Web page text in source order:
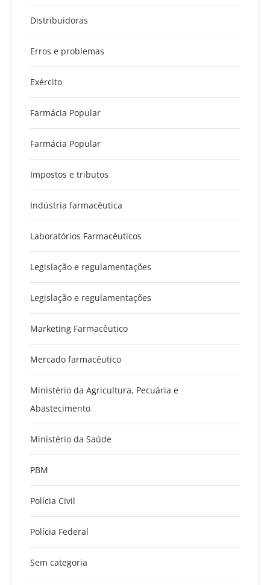
Distribuidoras
Erros e problemas
Exército
Farmácia Popular
Farmácia Popular
Impostos e tributos
Indústria farmacêutica
Laboratórios Farmacêuticos
Legislação e regulamentações
Legislação e regulamentações
Marketing Farmacêutico
Mercado farmacêutico
Ministério da Agricultura, Pecuária e
Abastecimento
Ministério da Saúde
PBM
Polícia Civil
Polícia Federal
Sem categoria